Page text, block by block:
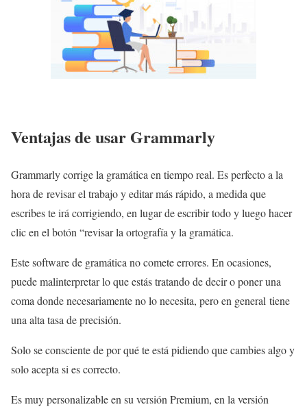
Ventajas de usar Grammarly
Grammarly corrige la gramática en tiempo real. Es perfecto a la
hora de revisar el trabajo y editar más rápido, a medida que
escribes te irá corrigiendo, en lugar de escribir todo y luego hacer
clic en el botón “revisar la ortografía y la gramática.
Este software de gramática no comete errores. En ocasiones,
puede malinterpretar lo que estás tratando de decir o poner una
coma donde necesariamente no lo necesita, pero en general tiene
una alta tasa de precisión.
Solo se consciente de por qué te está pidiendo que cambies algo y
solo acepta si es correcto.
Es muy personalizable en su versión Premium, en la versión